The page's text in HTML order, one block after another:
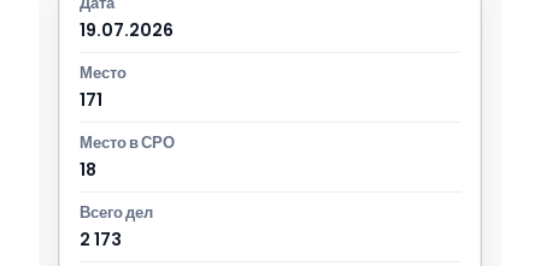
19.07.2026
171
18
2 173